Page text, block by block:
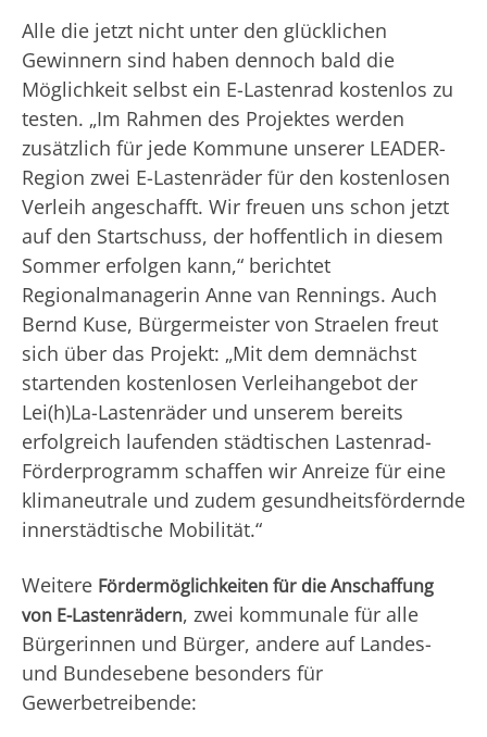
Alle die jetzt nicht unter den glücklichen
Gewinnern sind haben dennoch bald die
Möglichkeit selbst ein E-Lastenrad kostenlos zu
testen. „Im Rahmen des Projektes werden
zusätzlich für jede Kommune unserer LEADER-
Region zwei E-Lastenräder für den kostenlosen
Verleih angeschafft. Wir freuen uns schon jetzt
auf den Startschuss, der hoffentlich in diesem
Sommer erfolgen kann,“ berichtet
Regionalmanagerin Anne van Rennings. Auch
Bernd Kuse, Bürgermeister von Straelen freut
sich über das Projekt: „Mit dem demnächst
startenden kostenlosen Verleihangebot der
Lei(h)La-Lastenräder und unserem bereits
erfolgreich laufenden städtischen Lastenrad-
Förderprogramm schaffen wir Anreize für eine
klimaneutrale und zudem gesundheitsfördernde
innerstädtische Mobilität.“
Weitere Fördermöglichkeiten für die Anschaffung
von E-Lastenrädern, zwei kommunale für alle
Bürgerinnen und Bürger, andere auf Landes-
und Bundesebene besonders für
Gewerbetreibende: